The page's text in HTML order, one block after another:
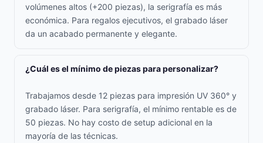
volúmenes altos (+200 piezas), la serigrafía es más
económica. Para regalos ejecutivos, el grabado láser
da un acabado permanente y elegante.
¿Cuál es el mínimo de piezas para personalizar?
Trabajamos desde 12 piezas para impresión UV 360° y
grabado láser. Para serigrafía, el mínimo rentable es de
50 piezas. No hay costo de setup adicional en la
mayoría de las técnicas.